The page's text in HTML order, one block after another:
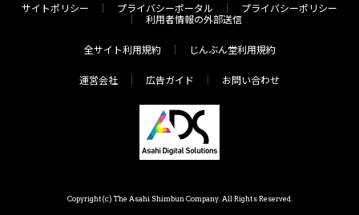
サイトポリシー プライバシーポータル
プライバシーポリシー
利用者情報の外部送信
全サイト利用規約 じんぶん堂利用規約
運営会社 広告ガイド お問い合わせ
Copyright(c) The Asahi Shimbun Company. All Rights Reserved.